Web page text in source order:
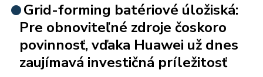
Grid-forming batériové úložiská:
Pre obnoviteľné zdroje čoskoro
povinnosť, vďaka Huawei už dnes
zaujímavá investičná príležitosť